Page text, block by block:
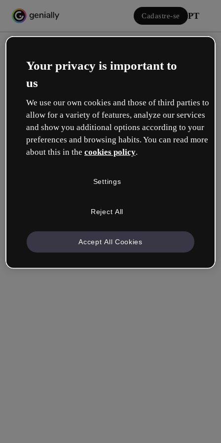
Cadastre-se PT
Iniciar sessão
Inicie sessão com o Google
Mantenha-me conectado Esqueceu sua senha?
Your privacy is important to
us
We use our own cookies and those of third parties to
allow for a variety of features, analyze our services
and show you additional options according to your
preferences and browsing habits. You can read more
about this in the cookies policy.
Settings
Reject All
Accept All Cookies